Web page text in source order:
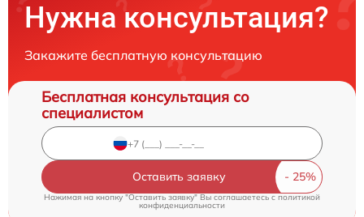
Нужна консультация?
Закажите бесплатную консультацию
Бесплатная консультация со
специалистом
Оставить заявку
Нажимая на кнопку "Оставить заявку" Вы соглашаетесь c политикой
конфиденциальности